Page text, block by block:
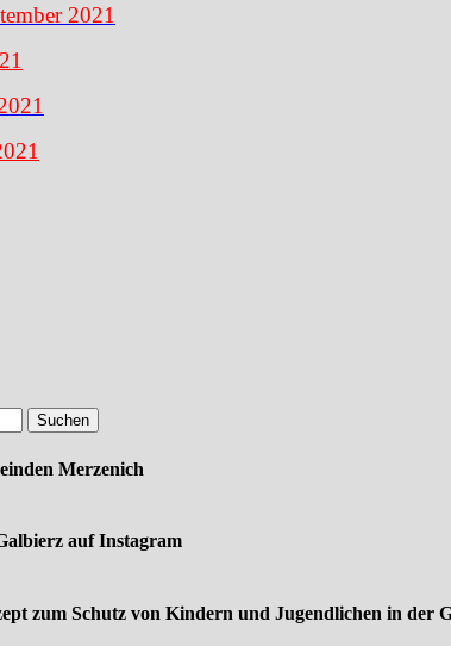
2021
Merzenich
auf Instagram
zum Schutz von Kindern und Jugendlichen in der